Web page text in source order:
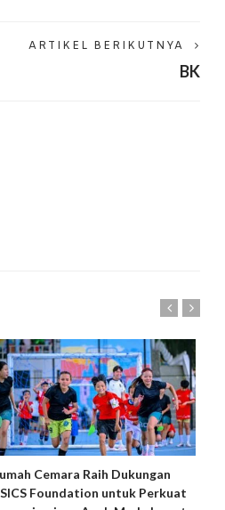
ARTIKEL BERIKUTNYA
BK
Cemara Raih Dukungan
Foundation untuk Perkuat